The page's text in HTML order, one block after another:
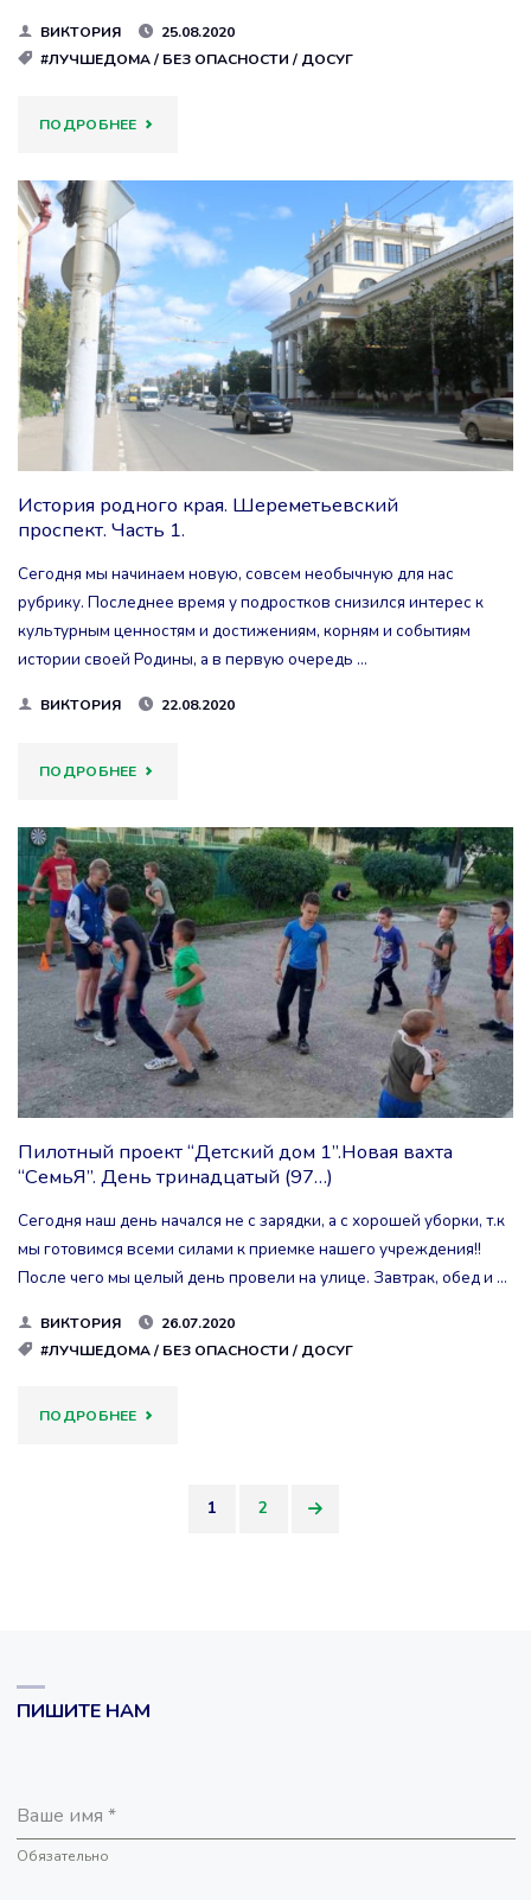
(129…)"
ВИКТОРИЯ
25.08.2020
#ЛУЧШЕДОМА/ БЕЗ ОПАСНОСТИ / ДОСУГ
ПОДРОБНЕЕ"ПИЛОТНЫЙ
“ДЕТСКИЙ
ДОМ
1”.
ДЕСЯТАЯ
ВАХТА
“ЕЩЕ
ЧУТЬ-
ДЕНЬ
(127…)"
История родного края. Шереметьевский
проспект. Часть 1.
Сегодня мы начинаем новую, совсем необычную для нас
рубрику. Последнее время у подростков снизился интерес к
культурным ценностям и достижениям, корням и событиям
истории своей Родины, а в первую очередь …
ВИКТОРИЯ 22.08.2020
ПОДРОБНЕЕ"ИСТОРИЯ
КРАЯ.
ШЕРЕМЕТЬЕВСКИЙ
ПРОСПЕКТ.
ЧАСТЬ
1."
Пилотный проект “Детский дом 1”.Новая вахта
“СемьЯ”. День тринадцатый (97…)
Сегодня наш день начался не с зарядки, а с хорошей уборки, т.к
мы готовимся всеми силами к приемке нашего учреждения!!
После чего мы целый день провели на улице. Завтрак, обед и …
ВИКТОРИЯ
26.07.2020
#ЛУЧШЕДОМА/ БЕЗ ОПАСНОСТИ / ДОСУГ
ПОДРОБНЕЕ"ПИЛОТНЫЙ
“ДЕТСКИЙ
(97…)"
1 2
ПИШИТЕ НАМ
Ваше имя *
Обязательно